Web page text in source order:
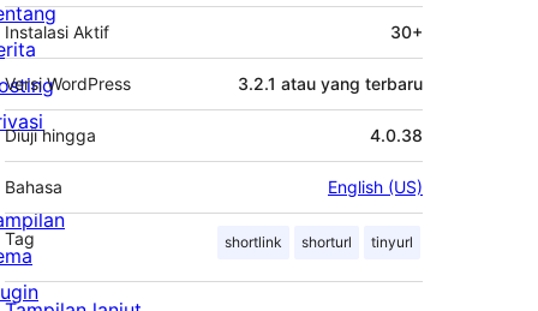
Instalasi Aktif 30+
Versi WordPress 3.2.1 atau yang terbaru
Diuji hingga 4.0.38
Bahasa English (US)
Tag shortlink shorturl tinyurl